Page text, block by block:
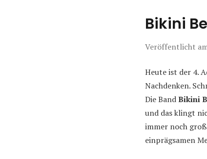
Bikini
Veröffentlicht
Heute ist der 4.
Nachdenken.
Die BandBikini
und das klingt
immer noch
einprägsamen